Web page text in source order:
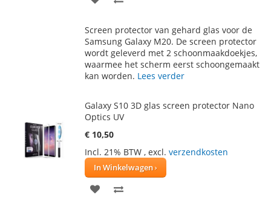
AAN
VERLANGLIJST
TE
VERGELIJKEN
Screen protector van gehard glas voor de
Samsung Galaxy M20. De screen protector
wordt geleverd met 2 schoonmaakdoekjes,
waarmee het scherm eerst schoongemaakt
kan worden. Lees verder
Galaxy S10 3D glas screen protector Nano
Optics UV
€ 10,50
Incl. 21% BTW , excl. verzendkosten
In Winkelwagen
VOEG